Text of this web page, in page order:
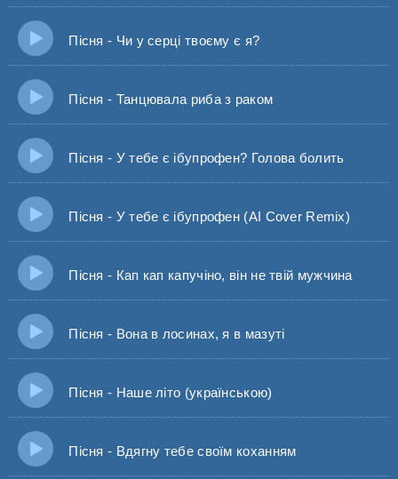
Пісня - Чи у серці твоєму є я?
Пісня - Танцювала риба з раком
Пісня - У тебе є ібупрофен? Голова болить
Пісня - У тебе є ібупрофен (AI Cover Remix)
Пісня - Кап кап капучіно, він не твій мужчина
Пісня - Вона в лосинах, я в мазуті
Пісня - Наше літо (українською)
Пісня - Вдягну тебе своїм коханням